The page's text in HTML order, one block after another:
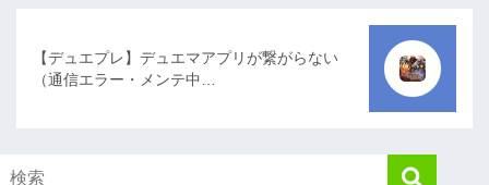
【デュエプレ】デュエマアプリが繋がらない
（通信エラー・メンテ中…